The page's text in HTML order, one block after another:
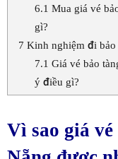
6.1 Mua giá vé
gì?
7 Kinh nghiệm đi
7.1 Giá vé bảo
ý điều gì?
Vì sao giá